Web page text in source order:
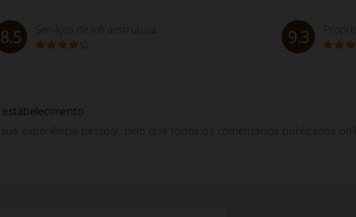
8.5 Serviços de infraestrutura 9.3
experiência pessoal, pelo que todos os comentários publicados